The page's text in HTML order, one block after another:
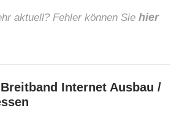
aktuell? Fehler können Sie hier
Internet Ausbau /